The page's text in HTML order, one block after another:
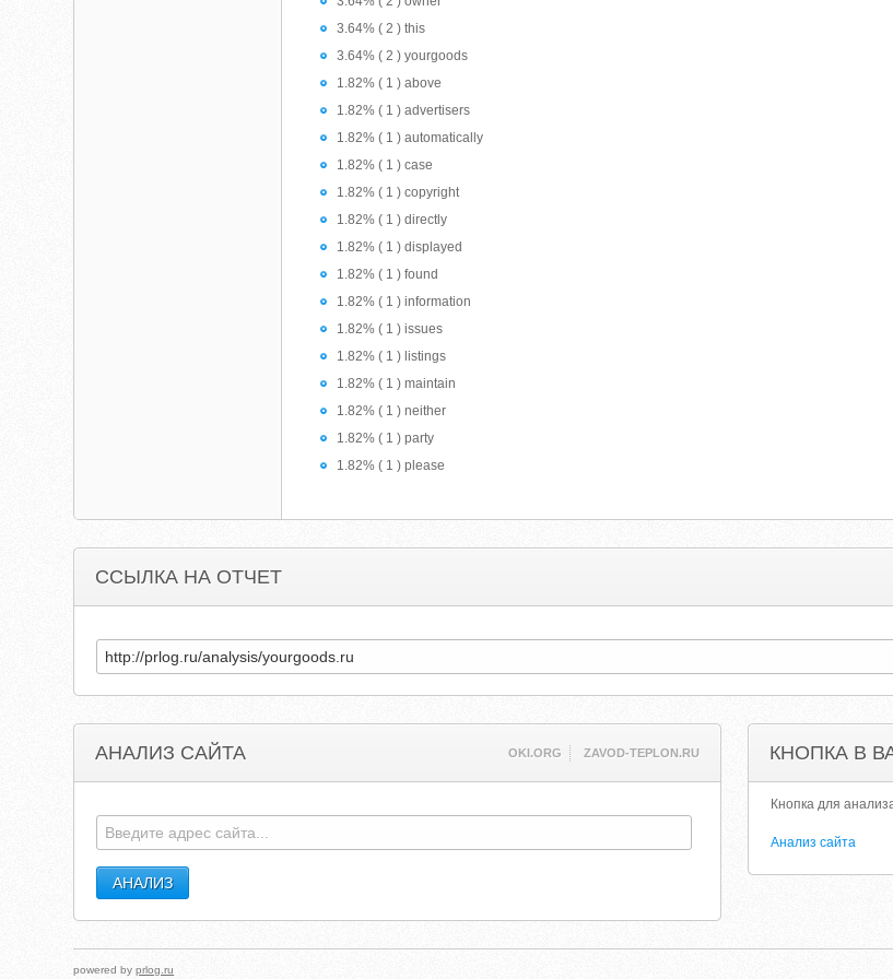
3.64% ( 2 ) this
3.64% ( 2 ) yourgoods
1.82% ( 1 ) above
1.82% ( 1 ) advertisers
1.82% ( 1 ) automatically
1.82% ( 1 ) case
1.82% ( 1 ) copyright
1.82% ( 1 ) directly
1.82% ( 1 ) displayed
1.82% ( 1 ) found
1.82% ( 1 ) information
1.82% ( 1 ) issues
1.82% ( 1 ) listings
1.82% ( 1 ) maintain
1.82% ( 1 ) neither
1.82% ( 1 ) party
1.82% ( 1 ) please
ССЫЛКА НА ОТЧЕТ
АНАЛИЗ САЙТА OKI.ORG ZAVOD-TEPLON.RU КНОПКА В
Кнопка для
Анализ сайта
powered byprlog.ru